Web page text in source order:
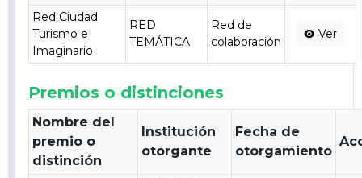
Red Ciudad
Turismo e
Imaginario
RED
TEMÁTICA
Red de
colaboración
Ver
Premios o distinciones
Nombre del
premio o
distinción
Institución
otorgante
Fecha de
otorgamiento